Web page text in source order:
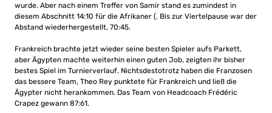
wurde. Aber nach einem Treffer von Samir stand es zumindest in
diesem Abschnitt 14:10 für die Afrikaner (. Bis zur Viertelpause war der
Abstand wiederhergestellt, 70:45.
Frankreich brachte jetzt wieder seine besten Spieler aufs Parkett,
aber Ägypten machte weiterhin einen guten Job, zeigten ihr bisher
bestes Spiel im Turnierverlauf. Nichtsdestotrotz haben die Franzosen
das bessere Team, Theo Rey punktete für Frankreich und ließ die
Ägypter nicht herankommen. Das Team von Headcoach Frédéric
Crapez gewann 87:61.